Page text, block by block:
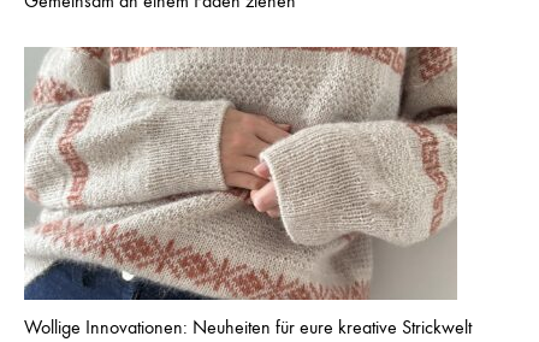
Wollige Innovationen: Neuheiten für eure kreative Strickwelt